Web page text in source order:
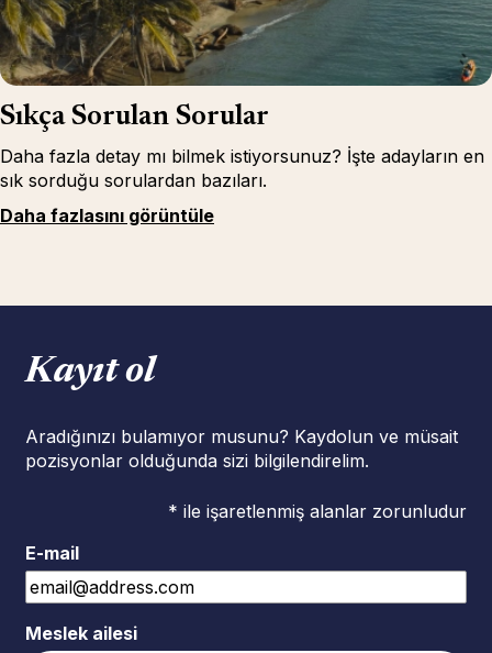
Sıkça Sorulan Sorular
Daha fazla detay mı bilmek istiyorsunuz? İşte adayların en
sık sorduğu sorulardan bazıları.
Daha fazlasını görüntüle
Kayıt ol
Aradığınızı bulamıyor musunu? Kaydolun ve müsait
pozisyonlar olduğunda sizi bilgilendirelim.
* ile işaretlenmiş alanlar zorunludur
E-mail
Meslek ailesi